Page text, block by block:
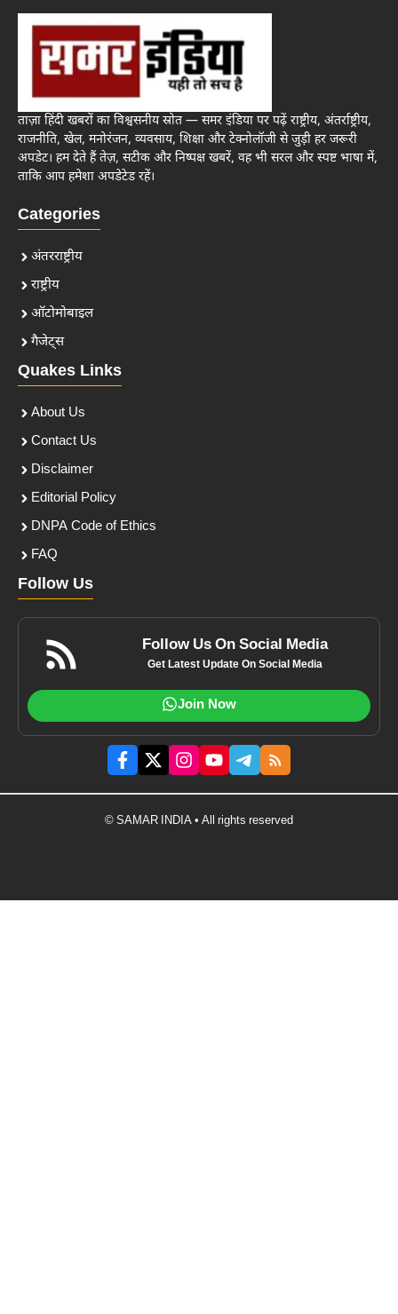
ताज़ा हिंदी खबरों का विश्वसनीय स्रोत — समर इंडिया पर पढ़ें राष्ट्रीय, अंतर्राष्ट्रीय,
राजनीति, खेल, मनोरंजन, व्यवसाय, शिक्षा और टेक्नोलॉजी से जुड़ी हर जरूरी
अपडेट। हम देते हैं तेज़, सटीक और निष्पक्ष खबरें, वह भी सरल और स्पष्ट भाषा में,
ताकि आप हमेशा अपडेटेड रहें।
Categories
अंतरराष्ट्रीय
राष्ट्रीय
ऑटोमोबाइल
गैजेट्स
Quakes Links
About Us
Contact Us
Disclaimer
Editorial Policy
DNPA Code of Ethics
FAQ
Follow Us
Follow Us On Social Media
Get Latest Update On Social Media
Join Now
© SAMAR INDIA • All rights reserved